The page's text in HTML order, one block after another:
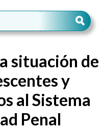
situación de
y
al Sistema
Penal